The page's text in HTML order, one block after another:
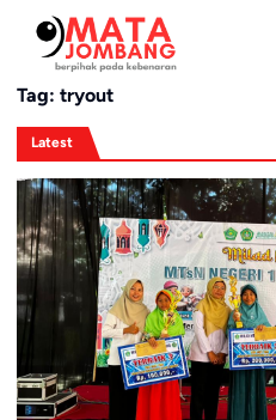
content
Tag: tryout
Latest